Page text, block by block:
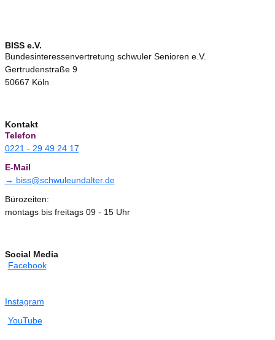
BISS e.V.
Bundesinteressenvertretung schwuler Senioren e.V.
Gertrudenstraße 9
50667 Köln
Kontakt
Telefon
0221 - 29 49 24 17
E-Mail
→ biss@schwuleundalter.de
Bürozeiten:
montags bis freitags 09 - 15 Uhr
Social Media
Facebook
Instagram
YouTube